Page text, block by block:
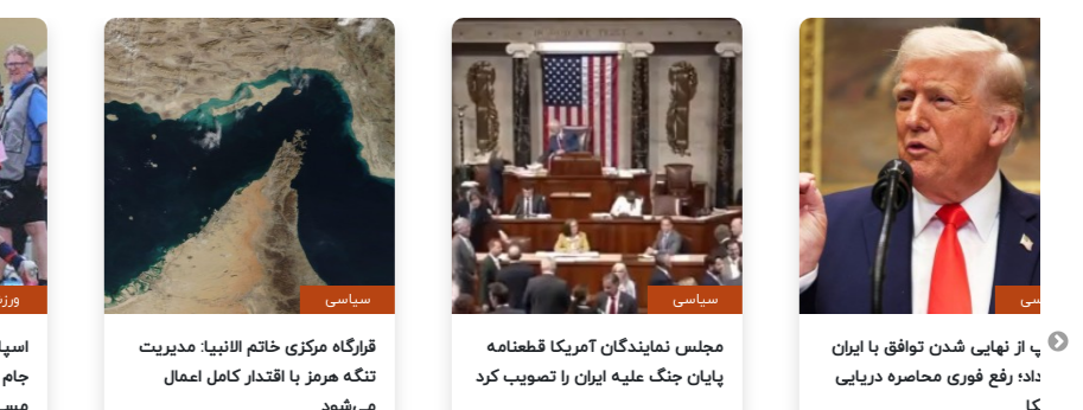
سیاسی
ترامپ از نهایی شدن توافق با ایران
خبر داد؛ رفع فوری محاصره دریایی
سیاسی
مجلس نمایندگان آمریکا قطعنامه
پایان جنگ علیه ایران را تصویب کرد
سیاسی
قرارگاه مرکزی خاتم الانبیا: مدیریت
تنگه هرمز با اقتدار کامل اعمال